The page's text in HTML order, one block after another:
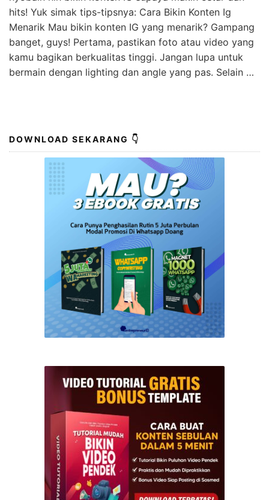
hits! Yuk simak tips-tipsnya: Cara Bikin Konten Ig
Menarik Mau bikin konten IG yang menarik? Gampang
banget, guys! Pertama, pastikan foto atau video yang
kamu bagikan berkualitas tinggi. Jangan lupa untuk
bermain dengan lighting dan angle yang pas. Selain …
DOWNLOAD SEKARANG 👇